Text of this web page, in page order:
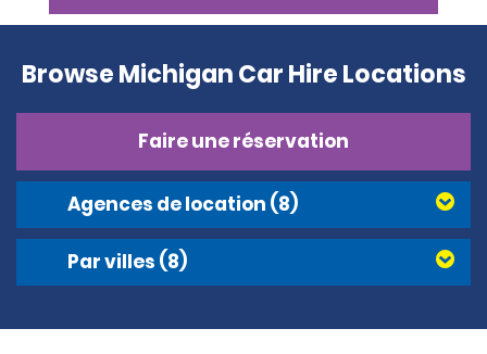
Browse Michigan Car Hire Locations
Faire une réservation
Agences de location (8)
Par villes (8)